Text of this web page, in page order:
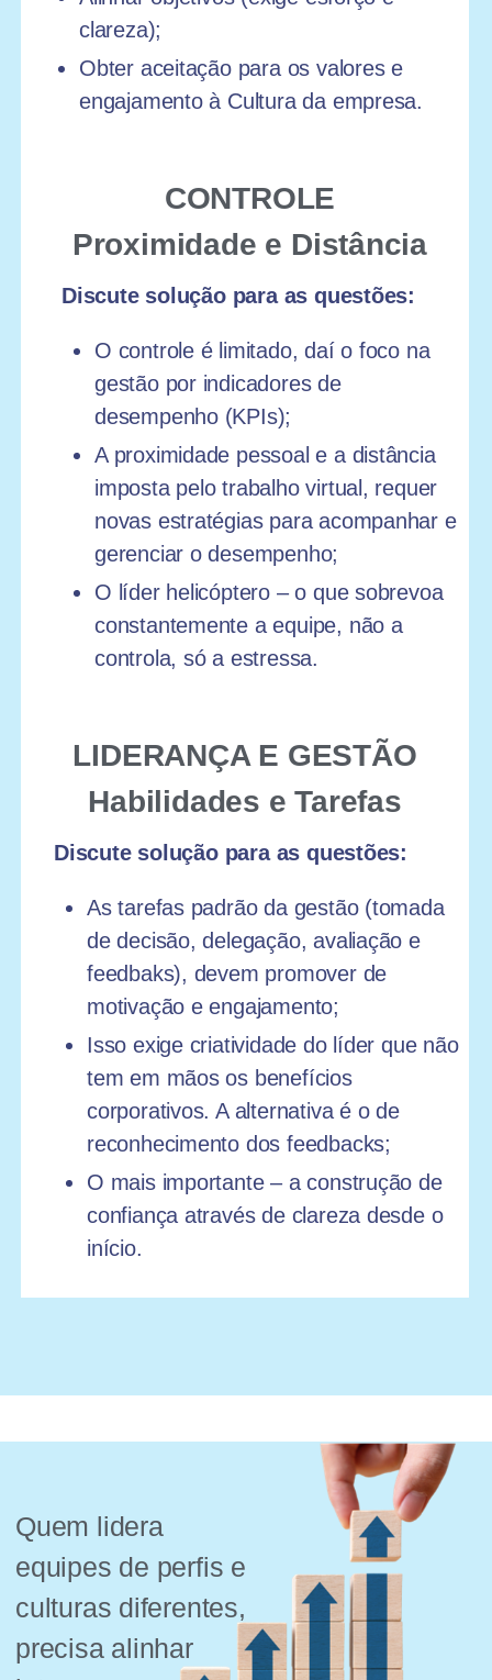
clareza);
Obter aceitação para os valores e
engajamento à Cultura da empresa.
CONTROLE
Proximidade e Distância
Discute solução para as questões:
O controle é limitado, daí o foco na
gestão por indicadores de
desempenho (KPIs);
A proximidade pessoal e a distância
imposta pelo trabalho virtual, requer
novas estratégias para acompanhar e
gerenciar o desempenho;
O líder helicóptero – o que sobrevoa
constantemente a equipe, não a
controla, só a estressa.
LIDERANÇA E GESTÃO
Habilidades e Tarefas
Discute solução para as questões:
As tarefas padrão da gestão (tomada
de decisão, delegação, avaliação e
feedbaks), devem promover de
motivação e engajamento;
Isso exige criatividade do líder que não
tem em mãos os benefícios
corporativos. A alternativa é o de
reconhecimento dos feedbacks;
O mais importante – a construção de
confiança através de clareza desde o
início.
Quem lidera
equipes de perfis e
culturas diferentes,
precisa alinhar